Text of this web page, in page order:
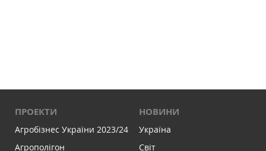
ПРОЕКТИ
Агробізнес України 2023/24
Агрополігон
НОВИНИ
Україна
Світ